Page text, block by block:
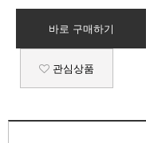
바로 구매하기
관심상품